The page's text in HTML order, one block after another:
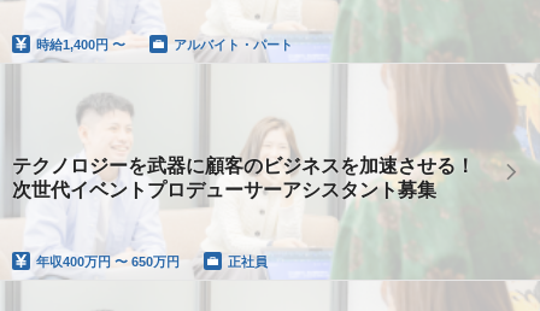
時給1,400円 〜 アルバイト・パート
テクノロジーを武器に顧客のビジネスを加速させる！
次世代イベントプロデューサーアシスタント募集
年収400万円 〜 650万円 正社員